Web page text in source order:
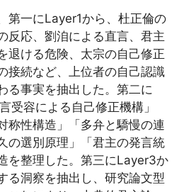
第一にLayer1から、杜正倫の
反応、劉洎による直言、君主
退ける危険、太宗の自己修正
接続など、上位者の自己認識
る事実を抽出した。第二に
受容による自己修正機構」
称性構造」「多弁と驕慢の連
の選別原理」「君主の発言統
を整理した。第三にLayer3か
る洞察を抽出し、研究論文型